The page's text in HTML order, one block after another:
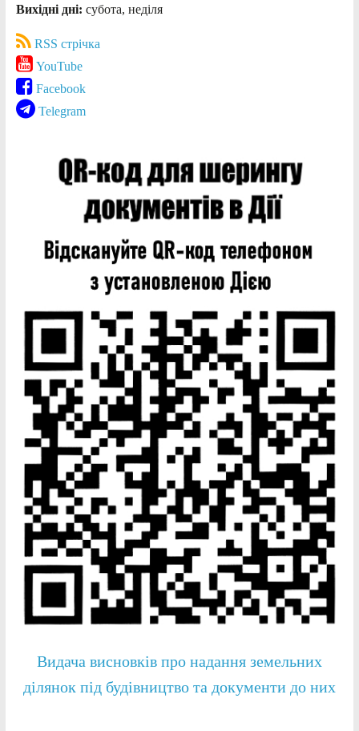
Вихідні дні: субота, неділя
RSS стрічка
YouTube
Facebook
Telegram
Видача висновків про надання земельних
ділянок під будівництво та документи до них